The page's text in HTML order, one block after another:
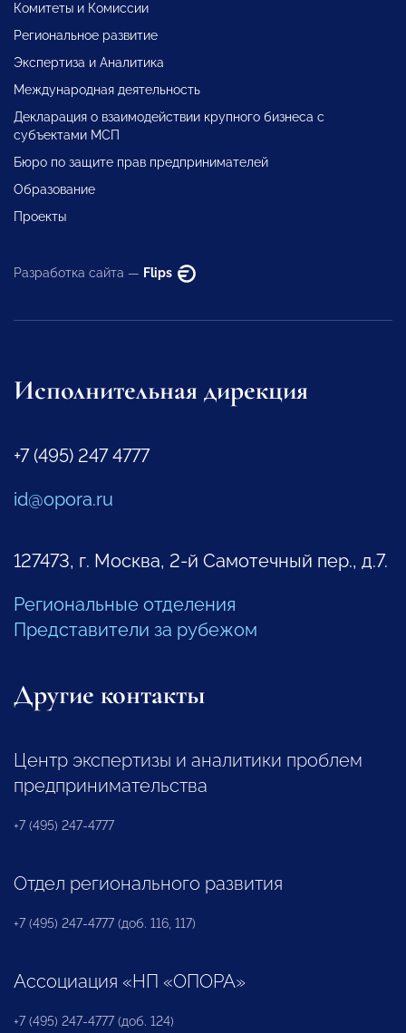
Комитеты и Комиссии
Региональное развитие
Экспертиза и Аналитика
Международная деятельность
Декларация о взаимодействии крупного бизнеса с
субъектами МСП
Бюро по защите прав предпринимателей
Образование
Проекты
Разработка сайта — Flips
Исполнительная дирекция
+7 (495) 247 4777
id@opora.ru
127473, г. Москва, 2-й Самотечный пер., д.7.
Региональные отделения
Представители за рубежом
Другие контакты
Центр экспертизы и аналитики проблем
предпринимательства
+7 (495) 247-4777
Отдел регионального развития
+7 (495) 247-4777 (доб. 116, 117)
Ассоциация «НП «ОПОРА»
+7 (495) 247-4777 (доб. 124)